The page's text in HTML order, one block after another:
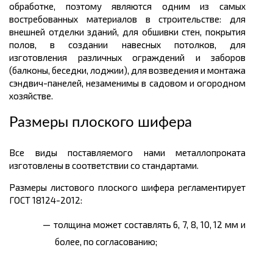
обработке, поэтому являются одним из самых
востребованных материалов в строительстве: для
внешней отделки зданий, для обшивки стен, покрытия
полов, в создании навесных потолков, для
изготовления различных ограждений и заборов
(балконы, беседки, лоджии), для возведения и монтажа
сэндвич-панелей, незаменимы в садовом и огородном
хозяйстве.
Размеры плоского шифера
Все виды поставляемого нами металлопроката
изготовлены в соответствии со стандартами.
Размеры листового плоского шифера регламентирует
ГОСТ 18124-2012:
толщина может составлять 6, 7, 8, 10, 12 мм и
более, по согласованию;